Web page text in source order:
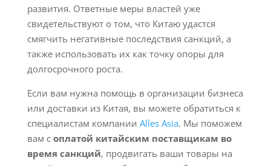
развития. Ответные меры властей уже
свидетельствуют о том, что Китаю удастся
смягчить негативные последствия санкций, а
также использовать их как точку опоры для
долгосрочного роста.
Если вам нужна помощь в организации бизнеса
или доставки из Китая, вы можете обратиться к
специалистам компании Alles Asia. Мы поможем
вам с оплатой китайским поставщикам во
время санкций, продвигать ваши товары на